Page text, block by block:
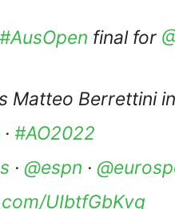
#AusOpen final for
Matteo Berrettini
· #AO2022
· @espn ·
UIbtfGbKvq